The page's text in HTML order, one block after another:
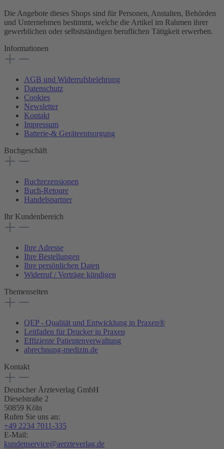
Die Angebote dieses Shops sind für Personen, Anstalten, Behörden
und Unternehmen bestimmt, welche die Artikel im Rahmen ihrer
gewerblichen oder selbstständigen beruflichen Tätigkeit erwerben.
Informationen
AGB und Widerrufsbelehrung
Datenschutz
Cookies
Newsletter
Kontakt
Impressum
Batterie-& Geräteentsorgung
Buchgeschäft
Buchrezensionen
Buch-Retoure
Handelspartner
Ihr Kundenbereich
Ihre Adresse
Ihre Bestellungen
Ihre persönlichen Daten
Widerruf / Verträge kündigen
Themenseiten
QEP - Qualität und Entwicklung in Praxen®
Leitfaden für Drucker in Praxen
Effiziente Patientenverwaltung
abrechnung-medizin.de
Kontakt
Deutscher Ärzteverlag GmbH
Dieselstraße 2
50859 Köln
Rufen Sie uns an:
+49 2234 7011-335
E-Mail:
kundenservice@aerzteverlag.de